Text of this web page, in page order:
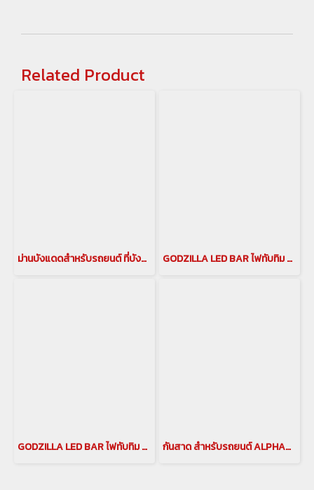
Related Product
ม่านบังแดดสำหรับรถยนต์ ที่บังแดดอัลพาร์ด ม่านบังแดดอัลพาร์ด ม่านอัลพาร์ด เวลไฟร์ อลูมิเนียมบังแดด กันแดดอัลพาร์ด เวลไฟร์ ม่านกันยูวี ALPHARD/VELLFIRE(copy)(copy)(copy)(copy)(copy) GODZILLA LED BAR ไฟทับทิม สำหรับ VELLFIRE40 ไฟทับทิมแต่ง เวลไฟร์40(copy)(copy)
GODZILLA LED BAR ไฟทับทิม สำหรับ VELLFIRE40 ไฟทับทิมแต่ง เวลไฟร์40(copy)(copy)(copy) กันสาด สำหรับรถยนต์ ALPHARD / VELLFIRE 40 รุ่นปี 2023 ขึ้นไป SIDE DOOR VISOR for allnew ALPHARD / allnew VELLFIRE 40 รุ่นปี 2023(copy)